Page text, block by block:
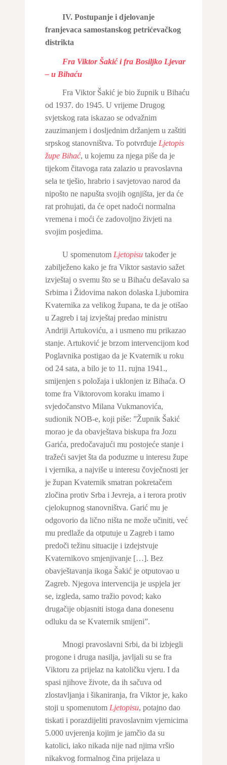
IV. Postupanje i djelovanje
franjevaca samostanskog petrićevačkog
distrikta
Fra Viktor Šakić i fra Bosiljko Ljevar
– u Bihaću
Fra Viktor Šakić je bio župnik u Bihaću
od 1937. do 1945. U vrijeme Drugog
svjetskog rata iskazao se odvažnim
zauzimanjem i dosljednim držanjem u zaštiti
srpskog stanovništva. To potvrđuje Ljetopis
župe Bihać, u kojemu za njega piše da je
tijekom čitavoga rata zalazio u pravoslavna
sela te tješio, hrabrio i savjetovao narod da
nipošto ne napušta svojih ognjišta, jer da će
rat prohujati, da će opet nadoći normalna
vremena i moći će zadovoljno živjeti na
svojim posjedima.
U spomenutom Ljetopisu također je
zabilježeno kako je fra Viktor sastavio sažet
izvještaj o svemu što se u Bihaću dešavalo sa
Srbima i Židovima nakon dolaska Ljubomira
Kvaternika za velikog župana, te da je otišao
u Zagreb i taj izvještaj predao ministru
Andriji Artukoviću, a i usmeno mu prikazao
stanje. Artuković je brzom intervencijom kod
Poglavnika postigao da je Kvaternik u roku
od 24 sata, a bilo je to 11. rujna 1941.,
smijenjen s položaja i uklonjen iz Bihaća. O
tome fra Viktorovom koraku imamo i
svjedočanstvo Milana Vukmanovića,
sudionik NOB-e, koji piše: ”Župnik Šakić
morao je da obavještava biskupa fra Jozu
Garića, predočavajući mu postojeće stanje i
tražeći savjet šta da poduzme u interesu župe
i vjernika, a najviše u interesu čovječnosti jer
je župan Kvaternik smatran pokretačem
zločina protiv Srba i Jevreja, a i terora protiv
cjelokupnog stanovništva. Garić mu je
odgovorio da lično ništa ne može učiniti, već
mu predlaže da otputuje u Zagreb i tamo
predoči težinu situacije i izdejstvuje
Kvaternikovo smjenjivanje […]. Bez
obavještavanja ikoga Šakić je otputovao u
Zagreb. Njegova intervencija je uspjela jer
se, izgleda, samo tražio povod; kako
drugačije objasniti istoga dana donesenu
odluku da se Kvaternik smijeni”.
Mnogi pravoslavni Srbi, da bi izbjegli
progone i druga nasilja, javljali su se fra
Viktoru za prijelaz na katoličku vjeru. I da
spasi njihove živote, da ih sačuva od
zlostavljanja i šikaniranja, fra Viktor je, kako
stoji u spomenutom Ljetopisu, potajno dao
tiskati i porazdijeliti pravoslavnim vjernicima
5.000 uvjerenja kojim je jamčio da su
katolici, iako nikada nije nad njima vršio
nikakvog formalnog čina prijelaza u